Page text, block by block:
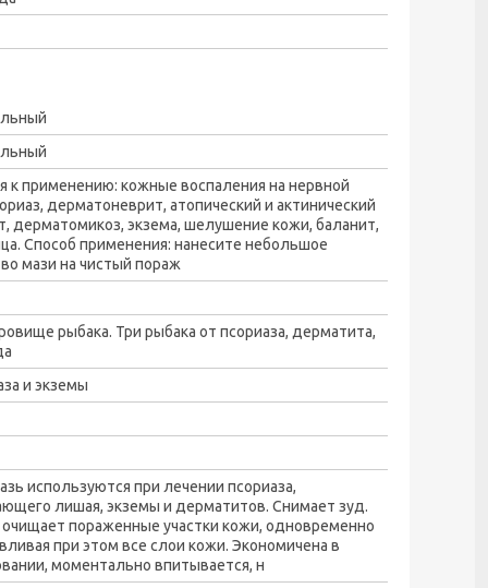
к применению: кожные воспаления на нервной
дерматоневрит, атопический и актинический
дерматомикоз, экзема, шелушение кожи, баланит,
Способ применения: нанесите небольшое
мази на чистый пораж
рыбака. Три рыбака от псориаза, дерматита,
и экземы
используются при лечении псориаза,
лишая, экземы и дерматитов. Снимает зуд.
пораженные участки кожи, одновременно
при этом все слои кожи. Экономичена в
моментально впитывается, н